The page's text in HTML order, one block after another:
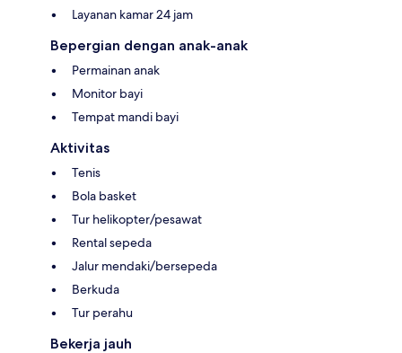
Layanan kamar 24 jam
Bepergian dengan anak-anak
Permainan anak
Monitor bayi
Tempat mandi bayi
Aktivitas
Tenis
Bola basket
Tur helikopter/pesawat
Rental sepeda
Jalur mendaki/bersepeda
Berkuda
Tur perahu
Bekerja jauh